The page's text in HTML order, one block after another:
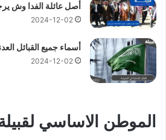
أصل عائلة الفدا وش
2024-12-02
أسماء جميع القبائل
2024-12-02
الموطن الاساسي